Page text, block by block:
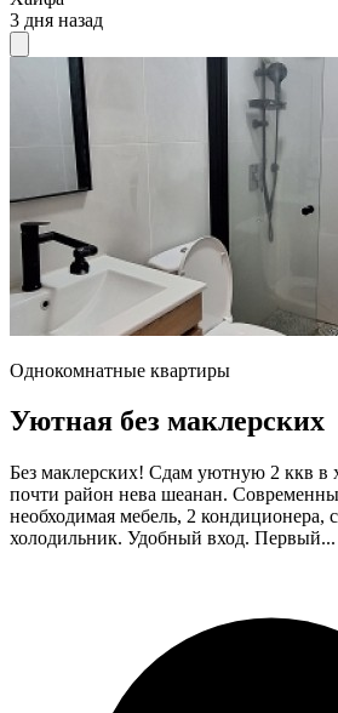
3 дня назад
Однокомнатные квартиры
Уютная без маклерских
Без маклерских! Сдам уютную 2 ккв в
почти район нева шеанан.
необходимая мебель, 2 кондиционера,
холодильник. Удобный вход. Первый...